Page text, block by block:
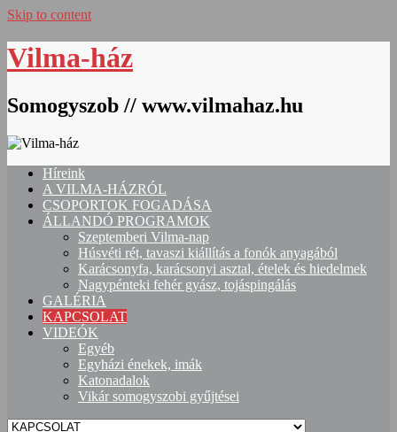
Skip to content
Vilma-ház
Somogyszob // www.vilmahaz.hu
Híreink
A VILMA-HÁZRÓL
CSOPORTOK FOGADÁSA
ÁLLANDÓ PROGRAMOK
Szeptemberi Vilma-nap
Húsvéti rét, tavaszi kiállítás a fonók anyagából
Karácsonyfa, karácsonyi asztal, ételek és hiedelmek
Nagypénteki fehér gyász, tojáspingálás
GALÉRIA
KAPCSOLAT
VIDEÓK
Egyéb
Egyházi énekek, imák
Katonadalok
Vikár somogyszobi gyűjtései